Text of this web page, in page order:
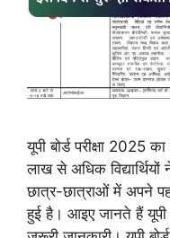
यूपी बोर्ड परीक्षा 2025
लाख से अधिक
छात्र-छात्राओं में अपने
हुई है। आइए जानते हैं यूपी